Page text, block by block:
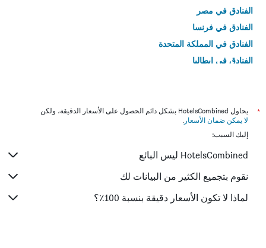
الفنادق في مصر
الفنادق في فرنسا
الفنادق في المملكة المتحدة
الفنادق في إيطاليا
*
يحاول HotelsCombined بشكل دائم الحصول على الأسعار الدقيقة، ولكن
لا يمكن ضمان الأسعار .
إليك السبب:
HotelsCombined ليس البائع
نقوم بتجميع الكثير من البيانات لك
لماذا لا تكون الأسعار دقيقة بنسبة 100٪؟